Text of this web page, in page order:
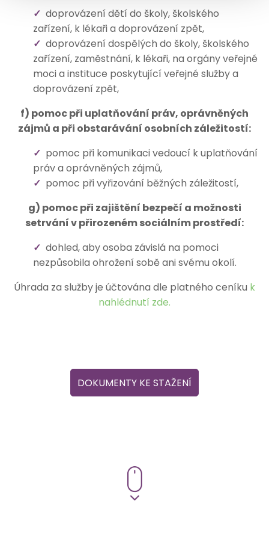
doprovázení dětí do školy, školského
zařízení, k lékaři a doprovázení zpět,
doprovázení dospělých do školy, školského
zařízení, zaměstnání, k lékaři, na orgány veřejné
moci a instituce poskytující veřejné služby a
doprovázení zpět,
f) pomoc při uplatňování práv, oprávněných
zájmů a při obstarávání osobních záležitostí:
pomoc při komunikaci vedoucí k uplatňování
práv a oprávněných zájmů,
pomoc při vyřizování běžných záležitostí,
g) pomoc při zajištění bezpečí a možnosti
setrvání v přirozeném sociálním prostředí:
dohled, aby osoba závislá na pomoci
nezpůsobila ohrožení sobě ani svému okolí.
Úhrada za služby je účtována dle platného ceníku k
nahlédnutí zde.
DOKUMENTY KE STAŽENÍ